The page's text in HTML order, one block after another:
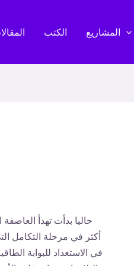
الكتب المشاريع
حاليا بدأت تهدأ
أكثر في مرحلة التكامل
في الاستعداد للبوابة